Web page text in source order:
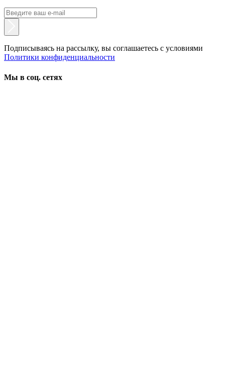
Подписываясь на рассылку, вы соглашаетесь с условиями
Политики конфиденциальности
Мы в соц. сетях